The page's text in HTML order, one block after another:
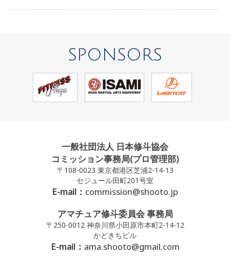
SPONSORS
一般社団法人 日本修斗協会
コミッション事務局(プロ管理部)
〒108-0023 東京都港区芝浦2-14-13
セジュール田町201号室
E-mail： commission@shooto.jp
アマチュア修斗委員会 事務局
〒250-0012 神奈川県小田原市本町2-14-12
かどきちビル
E-mail： ama.shooto@gmail.com